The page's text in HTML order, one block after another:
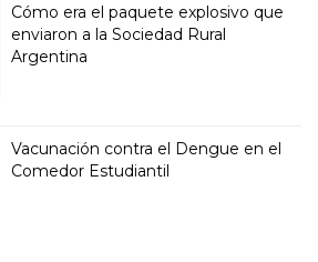
Cómo era el paquete explosivo que
enviaron a la Sociedad Rural
Argentina
Vacunación contra el Dengue en el
Comedor Estudiantil